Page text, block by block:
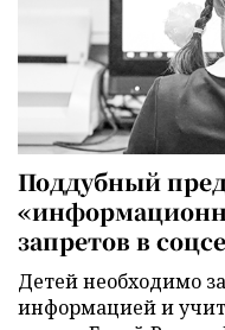
Поддубный
запретов в
Детей необходимо
информацией и